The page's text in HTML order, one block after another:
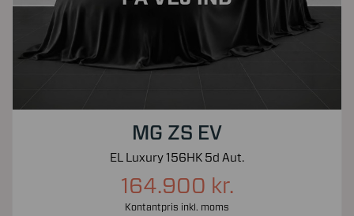
MG ZS EV
EL Luxury 156HK 5d Aut.
164.900 kr.
Kontantpris inkl. moms